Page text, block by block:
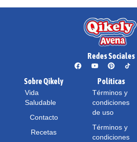
Redes Sociales
Sobre Qikely
Vida
Saludable
Contacto
Recetas
Políticas
Términos y
condiciones
de uso
Términos y
condiciones